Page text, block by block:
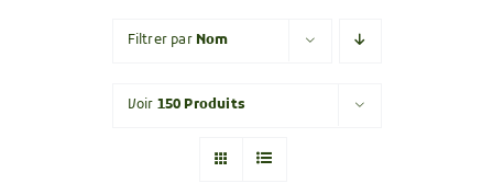
Filtrer par Nom
Voir 150 Produits